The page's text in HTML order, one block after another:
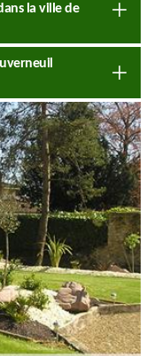
la ville de